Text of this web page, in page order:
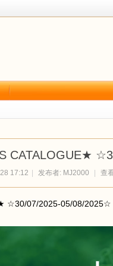
CATALOGUE★
17:12 发布者: MJ2000 查
☆30/07/2025-05/08/2025☆